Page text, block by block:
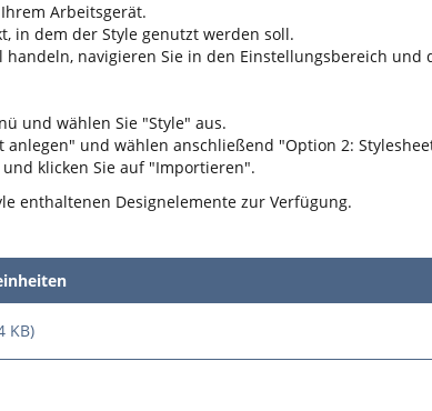
Arbeitsgerät.
in dem der Style genutzt werden soll.
navigieren Sie in den Einstellungsbereich
und wählen Sie "Style" aus.
anlegen" und wählen anschließend "Option 2:
klicken Sie auf "Importieren".
enthaltenen Designelemente zur Verfügung.
KB)